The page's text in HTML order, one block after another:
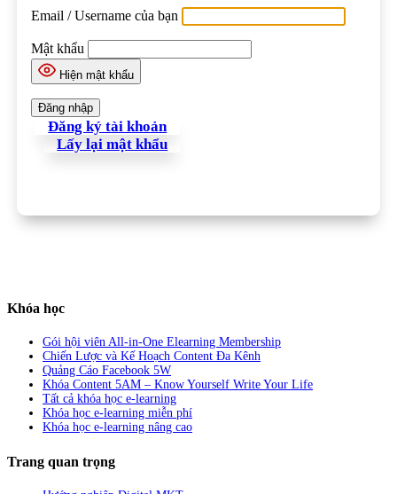
Email / Username của bạn
Mật khẩu
Hiện mật khẩu
Đăng ký tài khoản
Lấy lại mật khẩu
Khóa học
Gói hội viên All-in-One Elearning Membership
Chiến Lược và Kế Hoạch Content Đa Kênh
Quảng Cáo Facebook 5W
Khóa Content 5AM – Know Yourself Write Your Life
Tất cả khóa học e-learning
Khóa học e-learning miễn phí
Khóa học e-learning nâng cao
Trang quan trọng